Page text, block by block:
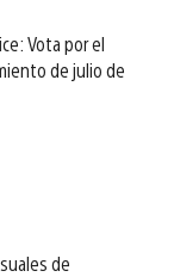
Vota por el
de julio de
de